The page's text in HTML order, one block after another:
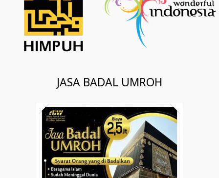
JASA BADAL UMROH